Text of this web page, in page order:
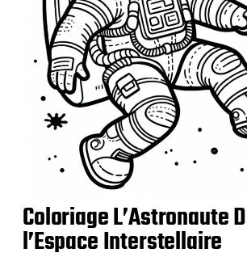
Coloriage L’Astronaute
l’Espace Interstellaire